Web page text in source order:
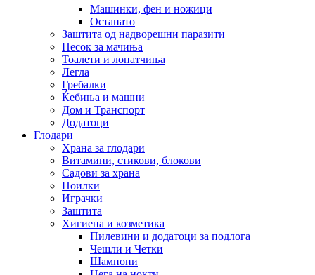
Машинки, фен и ножици
Останато
Заштита од надворешни паразити
Песок за мачиња
Тоалети и лопатчиња
Легла
Гребалки
Ќебиња и машни
Дом и Транспорт
Додатоци
Глодари
Храна за глодари
Витамини, стикови, блокови
Садови за храна
Поилки
Играчки
Заштита
Хигиена и козметика
Пилевини и додатоци за подлога
Чешли и Четки
Шампони